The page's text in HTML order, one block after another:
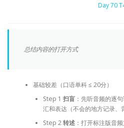
Day 70
总结内容的打开方式
基础较差（口语单科 ≤ 20分）
Step 1 扫盲：先听音频的逐
汇和表达（不会的地方记录、
Step 2转述：打开标注版音